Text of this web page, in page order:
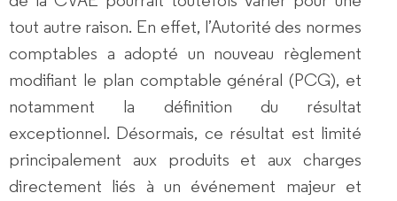
tout autre raison. En effet, l’Autorité des normes
comptables a adopté un nouveau règlement
modifiant le plan comptable général (PCG), et
notamment la définition du résultat
exceptionnel. Désormais, ce résultat est limité
principalement aux produits et aux charges
directement liés à un événement majeur et